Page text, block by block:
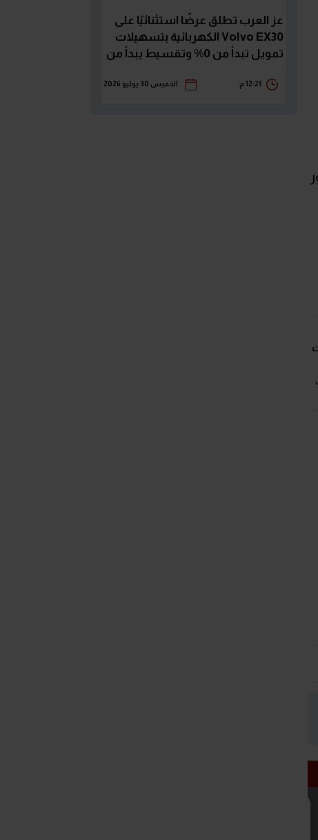
عز العرب تطلق عرضًا استثنائيًا على
Volvo EX30 الكهربائية بتسهيلات
تمويل تبدأ من 0% وتقسيط يبدأ من
12:21 م الخميس 30 يوليو 2026